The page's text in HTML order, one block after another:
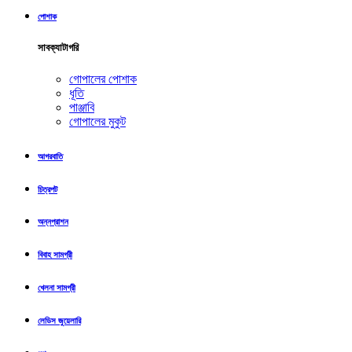
পোশাক
সাবক্যাটাগরি
গোপালের পোশাক
ধূতি
পাঞ্জাবি
গোপালের মুকুট
আগরবাতি
চিত্রপট
অন্নপ্রাশন
বিবাহ সামগ্রী
খেলনা সামগ্রী
লেডিস জুয়েলারি